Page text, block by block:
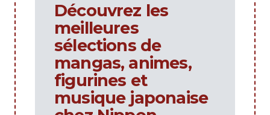
Découvrez les
meilleures
sélections de
mangas, animes,
figurines et
musique japonaise